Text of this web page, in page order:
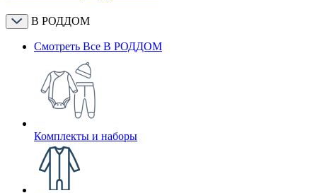
В РОДДОМ
Смотреть Все В РОДДОМ
Комплекты и наборы